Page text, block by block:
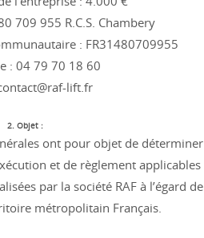
709 955 R.C.S. Chambery
: FR31480709955
: 04 79 70 18 60
lift.fr
2. Objet :
ont pour objet de déterminer
et de règlement applicables
par la société RAF à l’égard de
métropolitain Français.